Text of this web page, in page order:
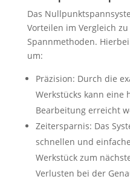
Das
Vorteilen im Vergleich
Spannmethoden.
um:
Präzision: Durch die
Werkstücks kann eine
Bearbeitung erreicht
Zeitersparnis: Das
schnellen und
Werkstück zum
Verlusten bei der